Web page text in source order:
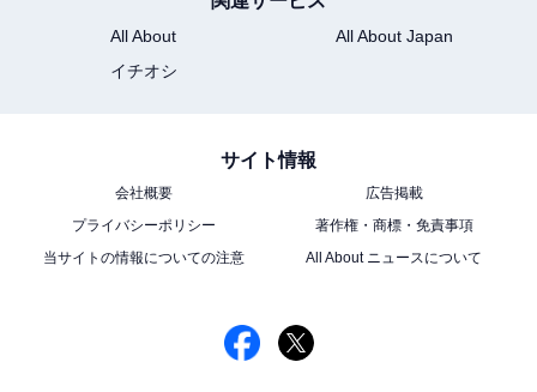
All About
All About Japan
イチオシ
サイト情報
会社概要
広告掲載
プライバシーポリシー
著作権・商標・免責事項
当サイトの情報についての注意
All About ニュースについて